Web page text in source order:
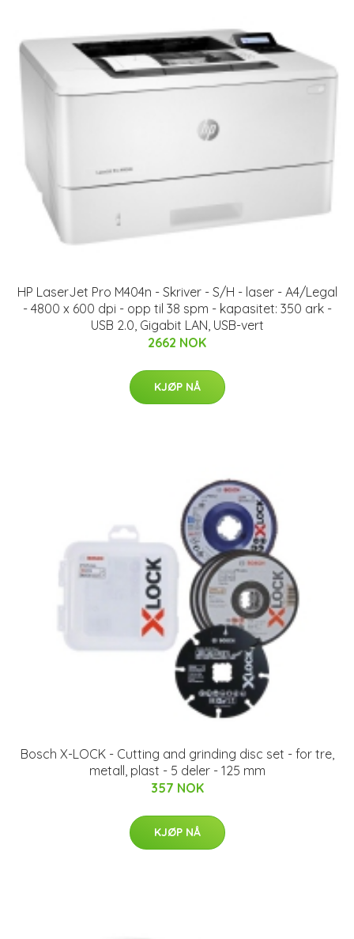
HP LaserJet Pro M404n - Skriver - S/H - laser - A4/Legal
- 4800 x 600 dpi - opp til 38 spm - kapasitet: 350 ark -
USB 2.0, Gigabit LAN, USB-vert
2662 NOK
KJØP NÅ
Bosch X-LOCK - Cutting and grinding disc set - for tre,
metall, plast - 5 deler - 125 mm
357 NOK
KJØP NÅ